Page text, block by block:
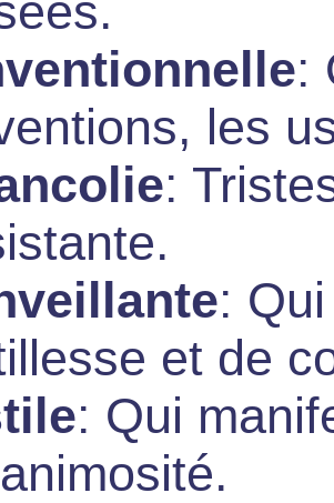
:
les
:
:
et de
: Qui